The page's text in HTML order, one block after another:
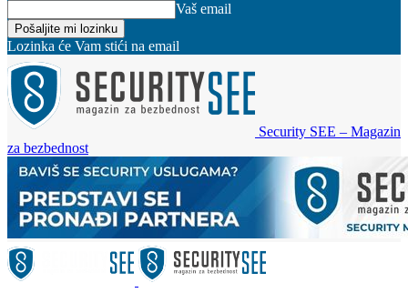
Vaš email
Lozinka će Vam stići na email
Security SEE – Magazin
za bezbednost